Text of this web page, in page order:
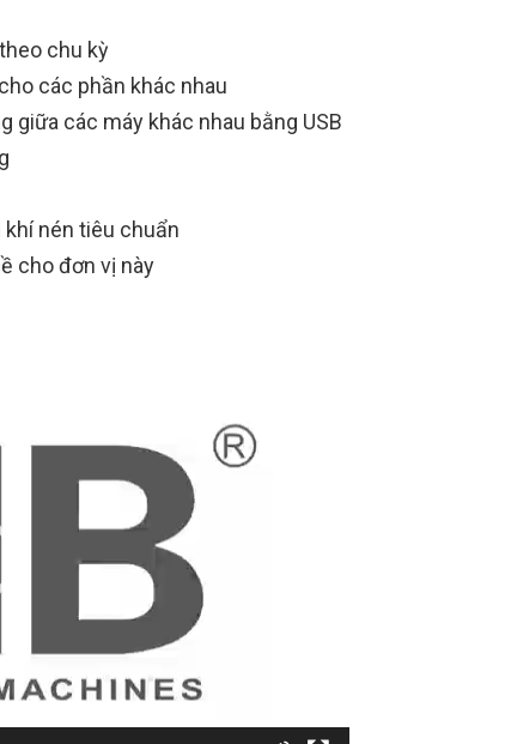
chu kỳ
các phần khác nhau
giữa các máy khác nhau bằng USB
nén tiêu chuẩn
cho đơn vị này